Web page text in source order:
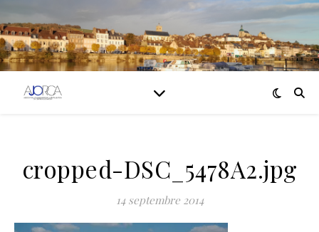
cropped-DSC_5478A2.jpg
14 septembre 2014